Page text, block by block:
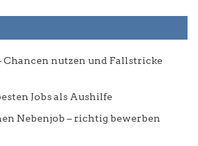
Chancen nutzen und Fallstricke
Jobs als Aushilfe
Nebenjob – richtig bewerben